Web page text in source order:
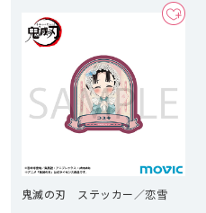
鬼滅の刃 ステッカー／恋雪